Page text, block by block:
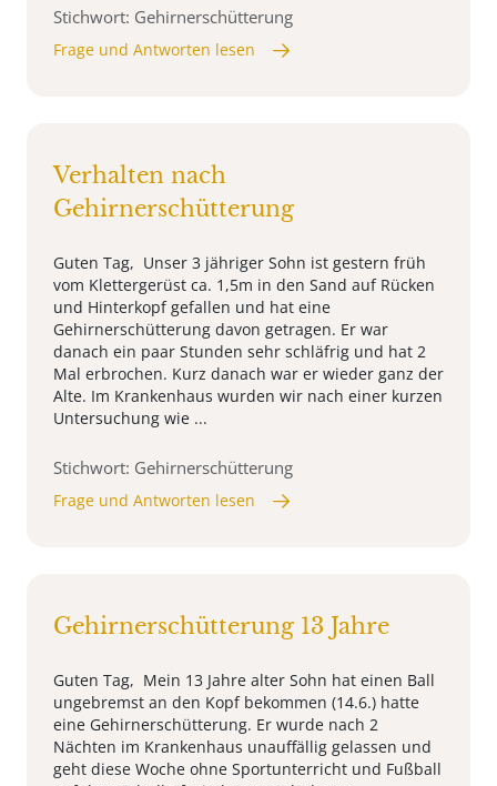
Stichwort: Gehirnerschütterung
Frage und Antworten lesen
Verhalten nach
Gehirnerschütterung
Guten Tag, Unser 3 jähriger Sohn ist gestern früh
vom Klettergerüst ca. 1,5m in den Sand auf Rücken
und Hinterkopf gefallen und hat eine
Gehirnerschütterung davon getragen. Er war
danach ein paar Stunden sehr schläfrig und hat 2
Mal erbrochen. Kurz danach war er wieder ganz der
Alte. Im Krankenhaus wurden wir nach einer kurzen
Untersuchung wie ...
Stichwort: Gehirnerschütterung
Frage und Antworten lesen
Gehirnerschütterung 13 Jahre
Guten Tag, Mein 13 Jahre alter Sohn hat einen Ball
ungebremst an den Kopf bekommen (14.6.) hatte
eine Gehirnerschütterung. Er wurde nach 2
Nächten im Krankenhaus unauffällig gelassen und
geht diese Woche ohne Sportunterricht und Fußball